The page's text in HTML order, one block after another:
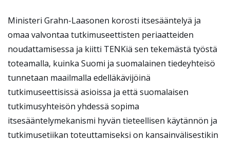
Ministeri Grahn-Laasonen korosti itsesääntelyä ja
omaa valvontaa tutkimuseettisten periaatteiden
noudattamisessa ja kiitti TENKiä sen tekemästä työstä
toteamalla, kuinka Suomi ja suomalainen tiedeyhteisö
tunnetaan maailmalla edelläkävijöinä
tutkimuseettisissä asioissa ja että suomalaisen
tutkimusyhteisön yhdessä sopima
itsesääntelymekanismi hyvän tieteellisen käytännön ja
tutkimusetiikan toteuttamiseksi on kansainvälisestikin